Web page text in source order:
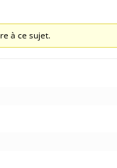
à ce sujet.